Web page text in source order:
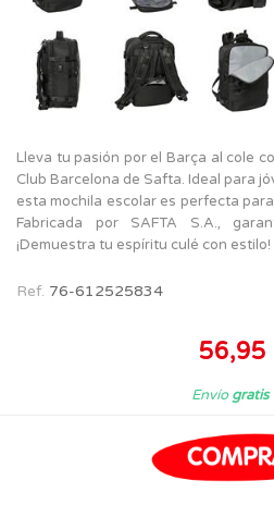
Lleva tu pasión por el Barça al cole
Club Barcelona de Safta. Ideal para
esta mochila escolar es perfecta
Fabricada por SAFTA S.A.,
¡Demuestra tu espíritu culé con estilo!
Ref. 76-612525834
56,95
Envíogratis